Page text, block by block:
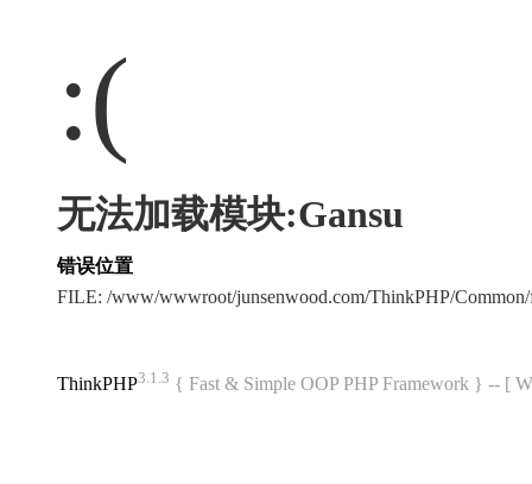
:(
无法加载模块:Gansu
错误位置
FILE: /www/wwwroot/junsenwood.com/ThinkPHP/
ThinkPHP3.1.3 { Fast & Simple OOP PHP Framework } -- [